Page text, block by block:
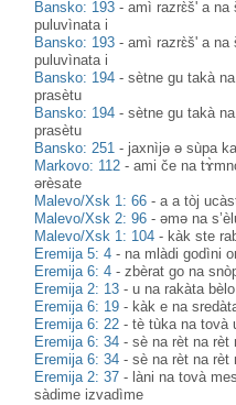
Bansko: 193 -amì razrɛ̀š' a na
puluvìnata i
Bansko: 193 -amì razrɛ̀š' a na
puluvìnata i
Bansko: 194 -sètne gu takà
prasètu
Bansko: 194 -sètne gu takà
prasètu
Bansko: 251 - jaxnìjə ә sùpa
Markovo: 112 -ami če na
ərèsate
Malevo/Xsk 1: 66 -a a tòj
Malevo/Xsk 2: 96 -əmə na
Malevo/Xsk 1: 104 - kàk ste
Eremija 5: 4 - na mlàdi godìni
Eremija 6: 4 -zbèrat go na
Eremija 2: 13 -u na rakàta
Eremija 6: 19 - kàk e na
Eremija 6: 22 -tè tùka na tovà
Eremija 6: 34 -sè na rèt na rèt
Eremija 6: 34 -sè na rèt na rèt
Eremija 2: 37 - làni na tovà
sàdime izvadìme